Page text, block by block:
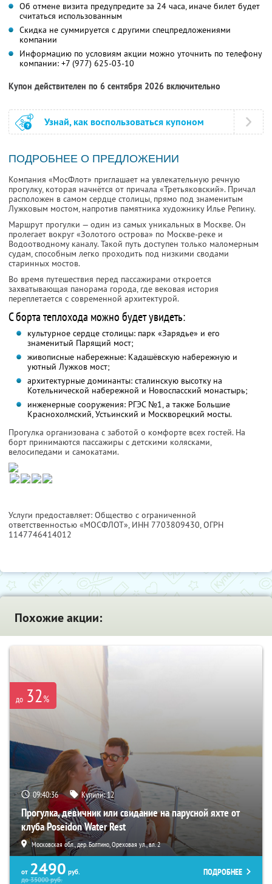
Об отмене визита предупредите за 24 часа, иначе билет будет
считаться использованным
Скидка не суммируется с другими спецпредложениями
компании
Информацию по условиям акции можно уточнить по телефону
компании: +7 (977) 625-03-10
Купон действителен по 6 сентября 2026 включительно
Узнай, как воспользоваться купоном
ПОДРОБНЕЕ О ПРЕДЛОЖЕНИИ
Компания «МосФлот» приглашает на увлекательную речную
прогулку, которая начнётся от причала «Третьяковский». Причал
расположен в самом сердце столицы, прямо под знаменитым
Лужковым мостом, напротив памятника художнику Илье Репину.
Маршрут прогулки — один из самых уникальных в Москве. Он
пролегает вокруг «Золотого острова» по Москве-реке и
Водоотводному каналу. Такой путь доступен только маломерным
судам, способным легко проходить под низкими сводами
старинных мостов.
Во время путешествия перед пассажирами откроется
захватывающая панорама города, где вековая история
переплетается с современной архитектурой.
С борта теплохода можно будет увидеть:
культурное сердце столицы: парк «Зарядье» и его
знаменитый Парящий мост;
живописные набережные: Кадашёвскую набережную и
уютный Лужков мост;
архитектурные доминанты: сталинскую высотку на
Котельнической набережной и Новоспасский монастырь;
инженерные сооружения: РГЭС №1, а также Большие
Краснохолмский, Устьинский и Москворецкий мосты.
Прогулка организована с заботой о комфорте всех гостей. На
борт принимаются пассажиры с детскими колясками,
велосипедами и самокатами.
Услуги предоставляет: Общество с ограниченной
ответственностью «МОСФЛОТ», ИНН 7703809430, ОГРН
1147746414012
Похожие акции:
до 32%
09:40:35 Купили:12
Прогулка, девичник или свидание на парусной яхте от
клуба Poseidon Water Rest
Московская обл., дер. Болтино, Ореховая ул., вл. 2
от 2490 руб.
до35000руб.
ПОДРОБНЕЕ